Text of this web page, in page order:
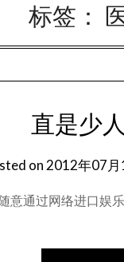
标签：
直是少
on 2012年07月
意通过网络进口娱